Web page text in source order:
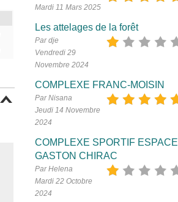
Mardi 11 Mars 2025
Les attelages de la forêt
Par dje
Vendredi 29
Novembre 2024
COMPLEXE FRANC-MOISIN
Par Nisana
Jeudi 14 Novembre
2024
COMPLEXE SPORTIF ESPACE
GASTON CHIRAC
Par Helena
Mardi 22 Octobre
2024